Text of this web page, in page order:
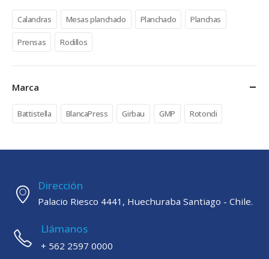
Calandras Mesas planchado Planchado Planchas
Prensas Rodillos
Marca
Battistella BlancaPress Girbau GMP Rotondi
Dirección
Palacio Riesco 4441, Huechuraba Santiago - Chile.
Llámanos
+ 562 2597 0000